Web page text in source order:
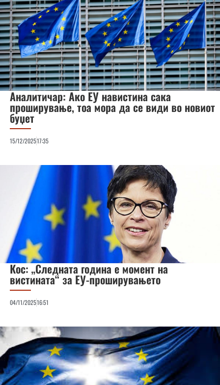
Аналитичар: Ако ЕУ навистина сака
проширување, тоа мора да се види во новиот
буџет
15/12/202517:35
Кос: „Следната година е момент на
вистината“ за ЕУ-проширувањето
04/11/202516:51